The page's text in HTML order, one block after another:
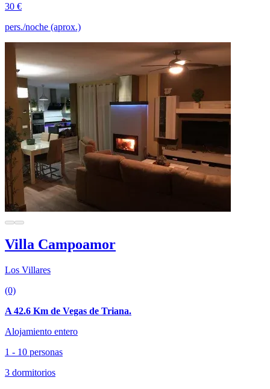
30 €
pers./noche (aprox.)
Villa Campoamor
Los Villares
(0)
A 42.6 Km de Vegas de Triana.
Alojamiento entero
1 - 10 personas
3 dormitorios